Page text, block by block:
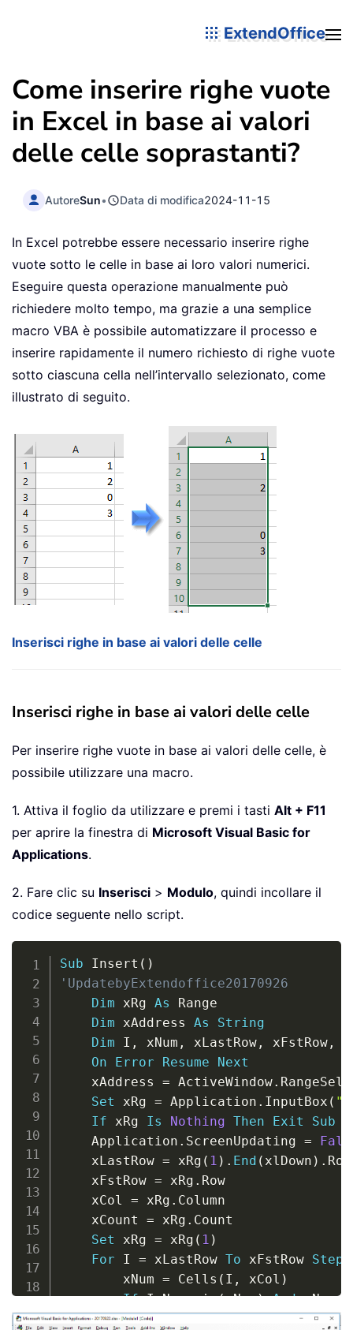
ExtendOffice
Come inserire righe vuote
in Excel in base ai valori
delle celle soprastanti?
AutoreSun• Data di modifica2024-11-15
In Excel potrebbe essere necessario inserire righe
vuote sotto le celle in base ai loro valori numerici.
Eseguire questa operazione manualmente può
richiedere molto tempo, ma grazie a una semplice
macro VBA è possibile automatizzare il processo e
inserire rapidamente il numero richiesto di righe vuote
sotto ciascuna cella nell’intervallo selezionato, come
illustrato di seguito.
Inserisci righe in base ai valori delle celle
Inserisci righe in base ai valori delle celle
Per inserire righe vuote in base ai valori delle celle, è
possibile utilizzare una macro.
1. Attiva il foglio da utilizzare e premi i tasti Alt + F11
per aprire la finestra di Microsoft Visual Basic for
Applications.
2. Fare clic su Inserisci > Modulo, quindi incollare il
codice seguente nello script.
Sub Insert ( )
'UpdatebyExtendoffice20170926
Dim xRg As Range
Dim xAddress As
String
Dim I , xNum , xLastRow, xFstRow,
On
Error Resume
Next
    xAddress
= ActiveWindow.
Set xRg = Application . InputBox (
If xRg Is Nothing Then Exit
Sub
    Application
. ScreenUpdating =
    xLastRow
= xRg ( 1 ) . End ( xlDown ) . Row
    xFstRow
= xRg . Row
    xCol
= xRg . Column
    xCount
= xRg . Count
Set xRg = xRg ( 1 )
For I = xLastRow To xFstRow Step
        xNum
= Cells ( I , xCol )
If IsNumeric(xNum) And xNum
            Rows
(I + 1).Resize(xNum)